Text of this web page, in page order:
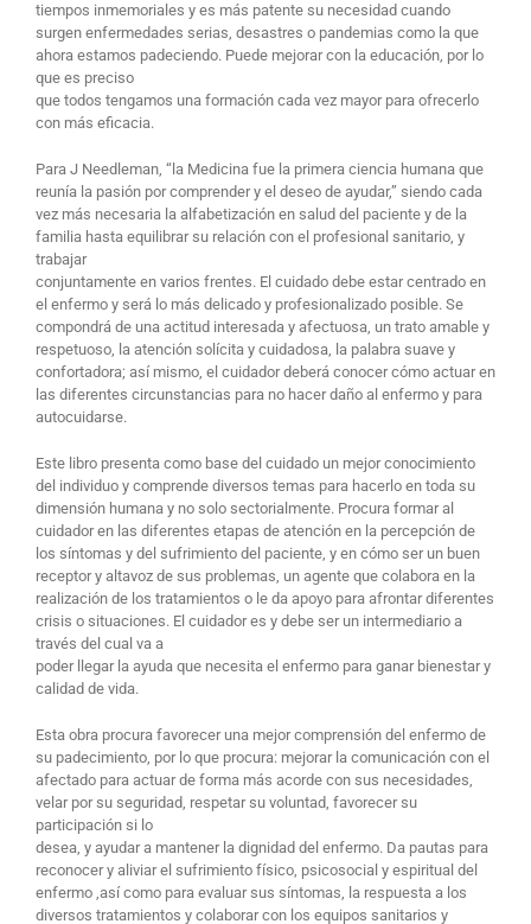
tiempos inmemoriales y es más patente su necesidad cuando
surgen enfermedades serias, desastres o pandemias como la que
ahora estamos padeciendo. Puede mejorar con la educación, por lo
que es preciso
que todos tengamos una formación cada vez mayor para ofrecerlo
con más eficacia.
Para J Needleman, “la Medicina fue la primera ciencia humana que
reunía la pasión por comprender y el deseo de ayudar,” siendo cada
vez más necesaria la alfabetización en salud del paciente y de la
familia hasta equilibrar su relación con el profesional sanitario, y
trabajar
conjuntamente en varios frentes. El cuidado debe estar centrado en
el enfermo y será lo más delicado y profesionalizado posible. Se
compondrá de una actitud interesada y afectuosa, un trato amable y
respetuoso, la atención solícita y cuidadosa, la palabra suave y
confortadora; así mismo, el cuidador deberá conocer cómo actuar en
las diferentes circunstancias para no hacer daño al enfermo y para
autocuidarse.
Este libro presenta como base del cuidado un mejor conocimiento
del individuo y comprende diversos temas para hacerlo en toda su
dimensión humana y no solo sectorialmente. Procura formar al
cuidador en las diferentes etapas de atención en la percepción de
los síntomas y del sufrimiento del paciente, y en cómo ser un buen
receptor y altavoz de sus problemas, un agente que colabora en la
realización de los tratamientos o le da apoyo para afrontar diferentes
crisis o situaciones. El cuidador es y debe ser un intermediario a
través del cual va a
poder llegar la ayuda que necesita el enfermo para ganar bienestar y
calidad de vida.
Esta obra procura favorecer una mejor comprensión del enfermo de
su padecimiento, por lo que procura: mejorar la comunicación con el
afectado para actuar de forma más acorde con sus necesidades,
velar por su seguridad, respetar su voluntad, favorecer su
participación si lo
desea, y ayudar a mantener la dignidad del enfermo. Da pautas para
reconocer y aliviar el sufrimiento físico, psicosocial y espiritual del
enfermo ,así como para evaluar sus síntomas, la respuesta a los
diversos tratamientos y colaborar con los equipos sanitarios y